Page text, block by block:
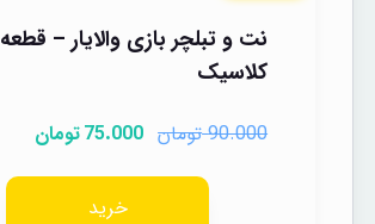
نت و تبلچر بازی والایار – قطعه
کلاسیک
90.000 تومان 75.000تومان
خرید